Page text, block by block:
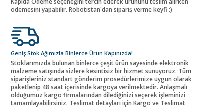
ödemesini yapabilir. Robotistan'dan sipariş verme keyfi :)
Geniş Stok Ağımızla Binlerce Ürün Kapınızda!
Stoklarımızda bulunan binlerce çeşit ürün sayesinde elektronik
malzeme satışında sizlere kesintisiz bir hizmet sunuyoruz. Tüm
siparişleriniz standart gönderim prosedürlerimize uygun olarak
paketlenip 48 saat içerisinde kargoya verilmektedir. Anlaşmalı
olduğumuz kargo firmalarından dilediğinizi seçerek işleminizi
tamamlayabilirsiniz. Teslimat detayları için Kargo ve Teslimat